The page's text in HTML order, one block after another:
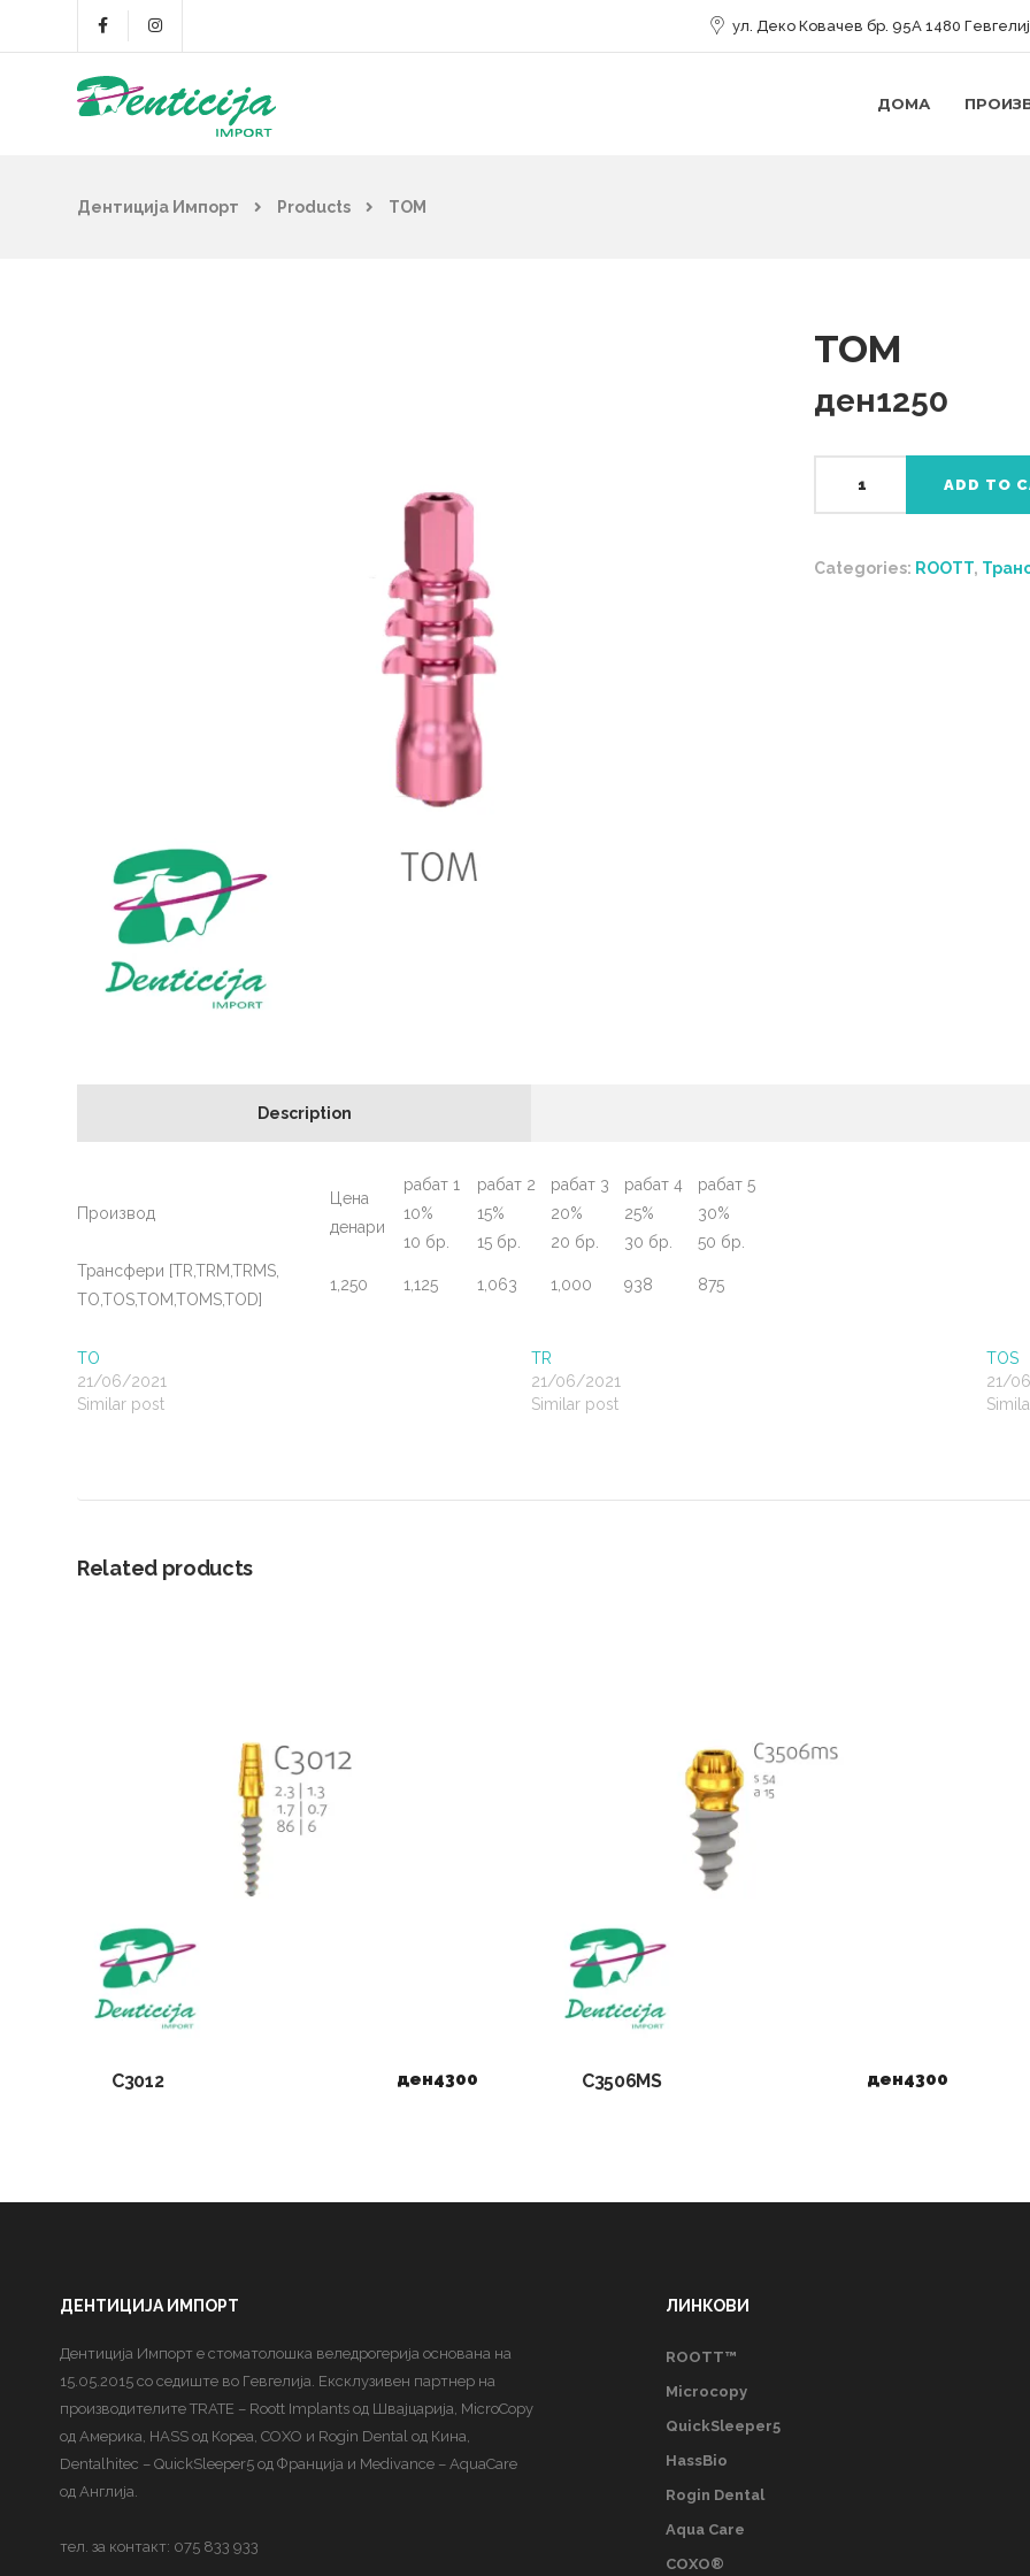
ул. Деко Ковачев бр. 95А 1480
ДОМА
Дентиција Импорт Products TOM
TOM
ден1250
quantity
ADD TO
Categories: ROOTT,
Description
Производ
Цена
денари
рабат 1 рабат 2 рабат 3 рабат 4
рабат 5
10%
15% 20% 25%
30%
10 бр.
15 бр. 20 бр. 30 бр.
50 бр.
Трансфери [TR,TRM,TRMS,
TO,TOS,TOM,TOMS,TOD]
1,250 1,125 1,063 1,000 938 875
TO
21/06/2021
Similar post
TR
21/06/2021
Similar post
TOS
21/
Related products
C3012 ден4300 C3506MS ден4300
ДЕНТИЦИЈА ИМПОРТ
Дентиција Импорт е стоматолошка веледрогерија основана на
15.05.2015 со седиште во Гевгелија. Ексклузивен партнер на
производителите TRATE – Roott Implants од Швајцарија, MicroCopy
од Америка, HASS од Кореа, COXO и Rogin Dental од Кина,
Dentalhitec – QuickSleeper5 од Франција и Medivance – AquaCare
од Англија.
тел. за контакт: 075 833 933
ЛИНКОВИ
ROOTT™
Microcopy
QuickSleeper5
HassBio
Rogin Dental
Aqua Care
COXO®